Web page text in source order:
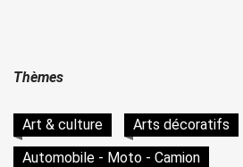
Thèmes
Art & culture
Arts décoratifs
Automobile - Moto - Camion